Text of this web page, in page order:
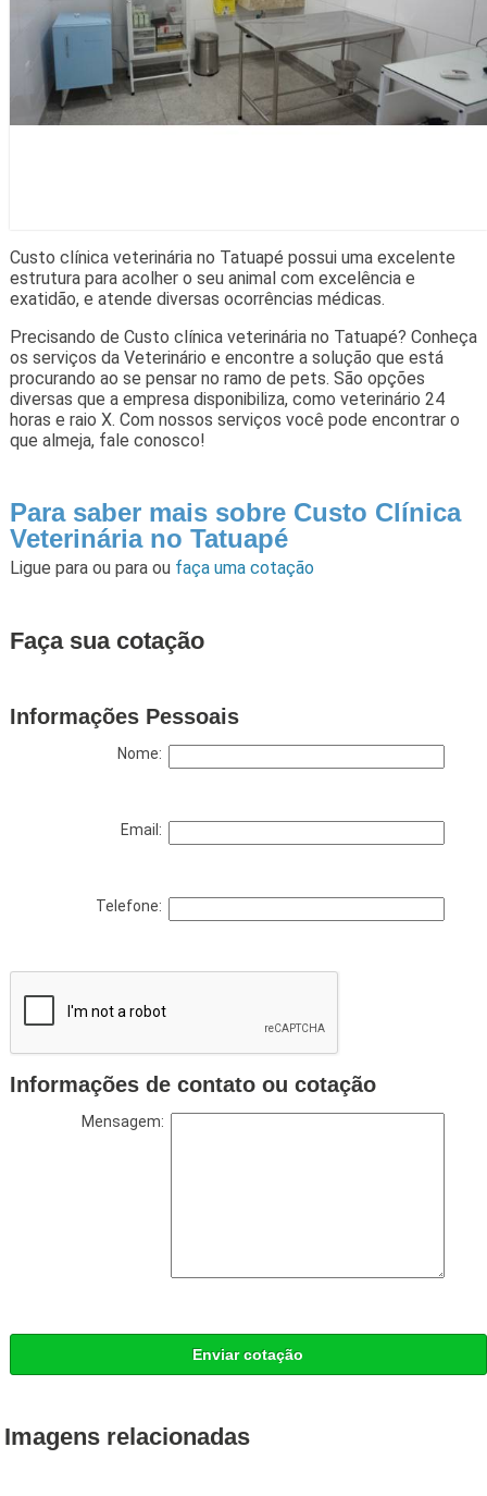
Custo clínica veterinária no Tatuapé possui uma excelente
estrutura para acolher o seu animal com excelência e
exatidão, e atende diversas ocorrências médicas.
Precisando de Custo clínica veterinária no Tatuapé? Conheça
os serviços da Veterinário e encontre a solução que está
procurando ao se pensar no ramo de pets. São opções
diversas que a empresa disponibiliza, como veterinário 24
horas e raio X. Com nossos serviços você pode encontrar o
que almeja, fale conosco!
Para saber mais sobre Custo Clínica
Veterinária no Tatuapé
Ligue para ou para ou faça uma cotação
Faça sua cotação
Informações Pessoais
Nome:
Email:
Telefone:
Informações de contato ou cotação
Mensagem:
Enviar cotação
Imagens relacionadas